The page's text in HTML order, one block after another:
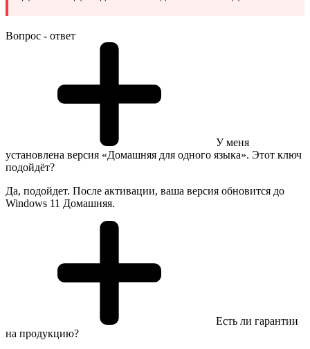
Вопрос - ответ
У меня
установлена версия «Домашняя для одного языка». Этот ключ
подойдёт?
Да, подойдет. После активации, ваша версия обновится до
Windows 11 Домашняя.
Есть ли гарантии
на продукцию?